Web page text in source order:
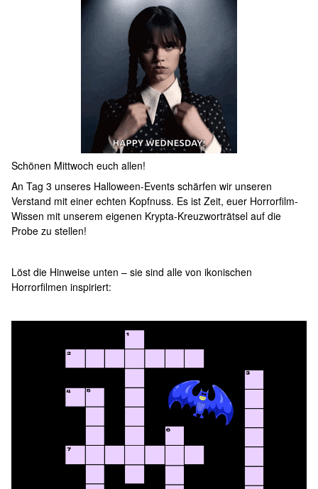
Schönen Mittwoch euch allen!
An Tag 3 unseres Halloween-Events schärfen wir unseren
Verstand mit einer echten Kopfnuss. Es ist Zeit, euer Horrorfilm-
Wissen mit unserem eigenen Krypta-Kreuzworträtsel auf die
Probe zu stellen!
Löst die Hinweise unten – sie sind alle von ikonischen
Horrorfilmen inspiriert: